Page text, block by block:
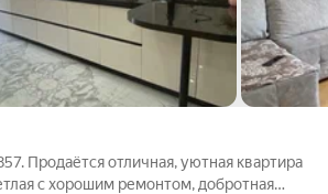
Продаётся отличная, уютная квартира
с хорошим ремонтом, добротная